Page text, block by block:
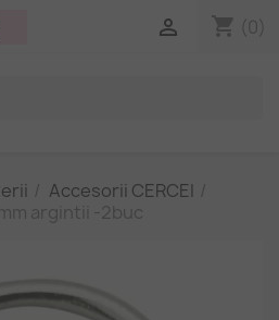
shopping_cart (0)

Accesorii CERCEI
argintii -2buc